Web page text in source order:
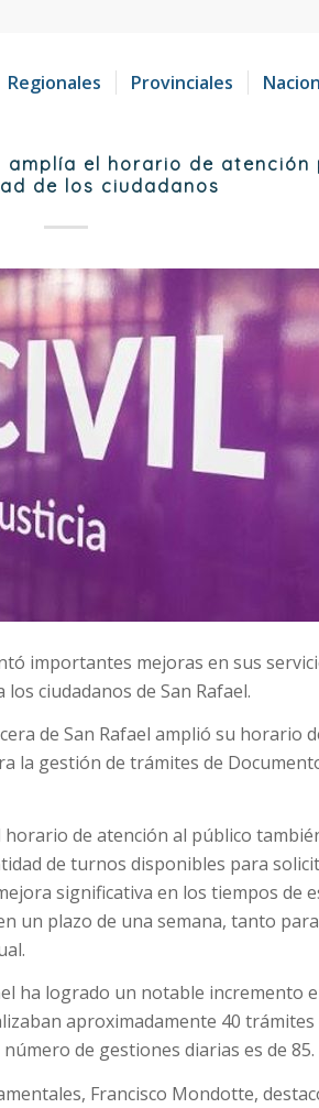
Regionales Provinciales
amplía el horario de
de los ciudadanos
importantes mejoras en sus
ciudadanos de San Rafael.
de San Rafael amplió su horario
la gestión de trámites de
de atención al público
de turnos disponibles para
significativa en los tiempos de
un plazo de una semana, tanto
ha logrado un notable incremento
aproximadamente 40
de gestiones diarias es de 85.
Francisco Mondotte,